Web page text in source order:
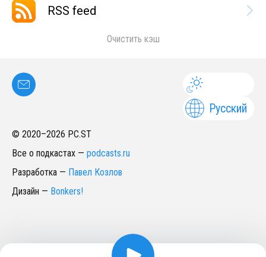
RSS feed
Очистить кэш
Русский
© 2020–2026 PC.ST
Все о подкастах — podcasts.ru
Разработка — Павел Козлов
Дизайн — Bonkers!